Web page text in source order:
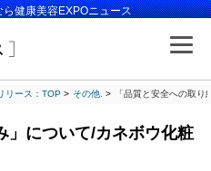
健康美容EXPOニュース
リース：TOP その他. 「品質と安全への取
」について/カネボウ化粧